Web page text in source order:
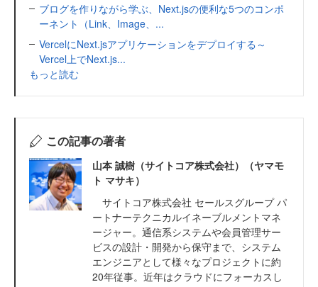
ブログを作りながら学ぶ、Next.jsの便利な5つのコンポ
ーネント（Link、Image、...
VercelにNext.jsアプリケーションをデプロイする～
Vercel上でNext.js...
もっと読む
この記事の著者
山本 誠樹（サイトコア株式会社）（ヤマモ
ト マサキ）
サイトコア株式会社 セールスグループ パ
ートナーテクニカルイネーブルメントマネ
ージャー。通信系システムや会員管理サー
ビスの設計・開発から保守まで、システム
エンジニアとして様々なプロジェクトに約
20年従事。近年はクラウドにフォーカスし